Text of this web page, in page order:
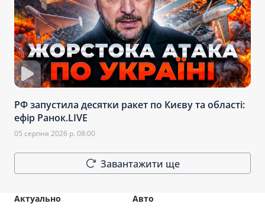
РФ запустила десятки ракет по Києву та області:
ефір Ранок.LIVE
05 серпня 2026 р. 08:00
Завантажити ще
Авто
Актуально